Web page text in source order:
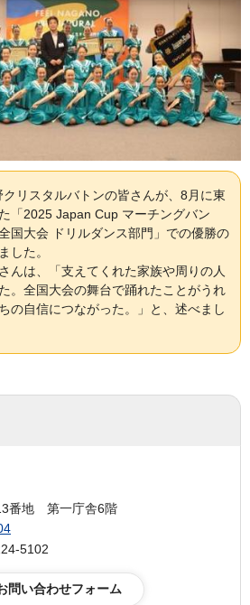
リスタルバトンの皆さんが、8月に東
「2025 Japan Cup マーチングバン
国大会 ドリルダンス部門」での優勝の
した。
んは、「支えてくれた家族や周りの人
。全国大会の舞台で踊れたことがうれ
の自信につながった。」と、述べまし
番地 第一庁舎6階
5102